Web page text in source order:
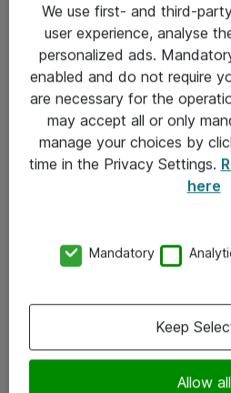
Informasjon
Salgsbetingelser
Sjekkliste ved mottak av gods
Kontakt
We use first- and third-
user experience, analyse
personalized ads.
enabled and do not require
are necessary for the
may accept all or only
manage your choices by
time in the Privacy Settings.
here
Mandatory
Allow all
Keep